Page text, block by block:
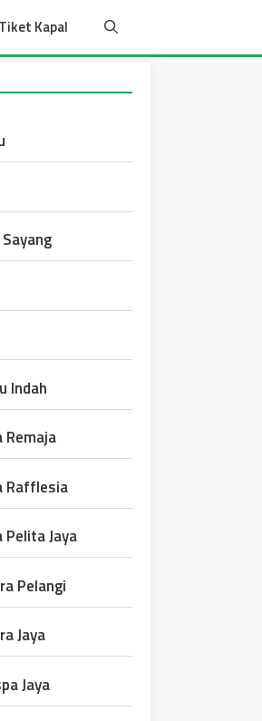
Tiket Kapal
Indah
Rafflesia
Jaya
Pelangi
Jaya
Jaya